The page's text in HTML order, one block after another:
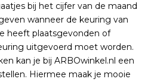
bij het cijfer van de maand
wanneer de keuring van
heeft plaatsgevonden of
uitgevoerd moet worden.
kan je bij ARBOwinkel.nl een
Hiermee maak je mooie